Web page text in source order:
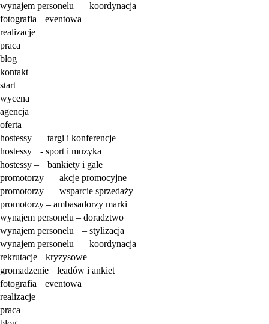
wynajem personelu – koordynacja
fotografia eventowa
realizacje
praca
blog
kontakt
start
wycena
agencja
oferta
hostessy – targi i konferencje
hostessy - sport i muzyka
hostessy – bankiety i gale
promotorzy – akcje promocyjne
promotorzy – wsparcie sprzedaży
promotorzy – ambasadorzy marki
wynajem personelu – doradztwo
wynajem personelu – stylizacja
wynajem personelu – koordynacja
rekrutacje kryzysowe
gromadzenie leadów i ankiet
fotografia eventowa
realizacje
praca